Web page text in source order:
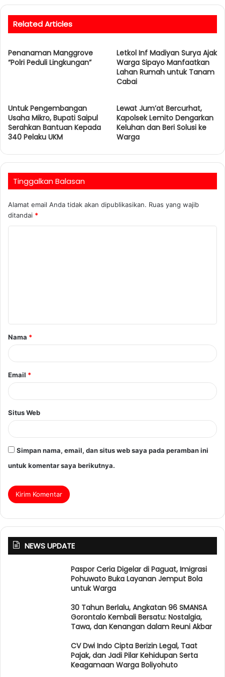
b
s
e
Related Articles
Penanaman Manggrove
“Polri Peduli Lingkungan”
Letkol Inf Madiyan Surya Ajak
Warga Sipayo Manfaatkan
Lahan Rumah untuk Tanam
Cabai
Untuk Pengembangan
Usaha Mikro, Bupati Saipul
Serahkan Bantuan Kepada
340 Pelaku UKM
Lewat Jum’at Bercurhat,
Kapolsek Lemito Dengarkan
Keluhan dan Beri Solusi ke
Warga
Tinggalkan Balasan
Alamat email Anda tidak akan dipublikasikan. Ruas yang wajib
ditandai *
Nama *
Email *
Situs Web
Simpan nama, email, dan situs web saya pada peramban ini
untuk komentar saya berikutnya.
NEWS UPDATE
Paspor Ceria Digelar di Paguat, Imigrasi
Pohuwato Buka Layanan Jemput Bola
untuk Warga
30 Tahun Berlalu, Angkatan 96 SMANSA
Gorontalo Kembali Bersatu: Nostalgia,
Tawa, dan Kenangan dalam Reuni Akbar
CV Dwi Indo Cipta Berizin Legal, Taat
Pajak, dan Jadi Pilar Kehidupan Serta
Keagamaan Warga Boliyohuto